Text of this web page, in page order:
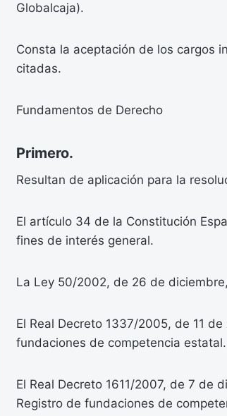
Globalcaja).
Consta la aceptación de los cargos
citadas.
Fundamentos de Derecho
Primero.
Resultan de aplicación para la
El artículo 34 de la Constitución
fines de interés general.
La Ley 50/2002, de 26 de
El Real Decreto 1337/2005, de 11
fundaciones de competencia estatal.
El Real Decreto 1611/2007, de 7 de
Registro de fundaciones de